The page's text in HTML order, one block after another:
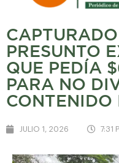
PRESUNTO
QUE PEDÍA
PARA NO
CONTENIDO
JULIO 1, 2026 7:31